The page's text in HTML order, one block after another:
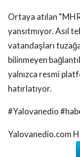
Ortaya atılan
yansıtmıyor. Asıl
vatandaşları
bilinmeyen
yalnızca resmi
hatırlatıyor.
#Yalovanedio
Yalovanedio.com